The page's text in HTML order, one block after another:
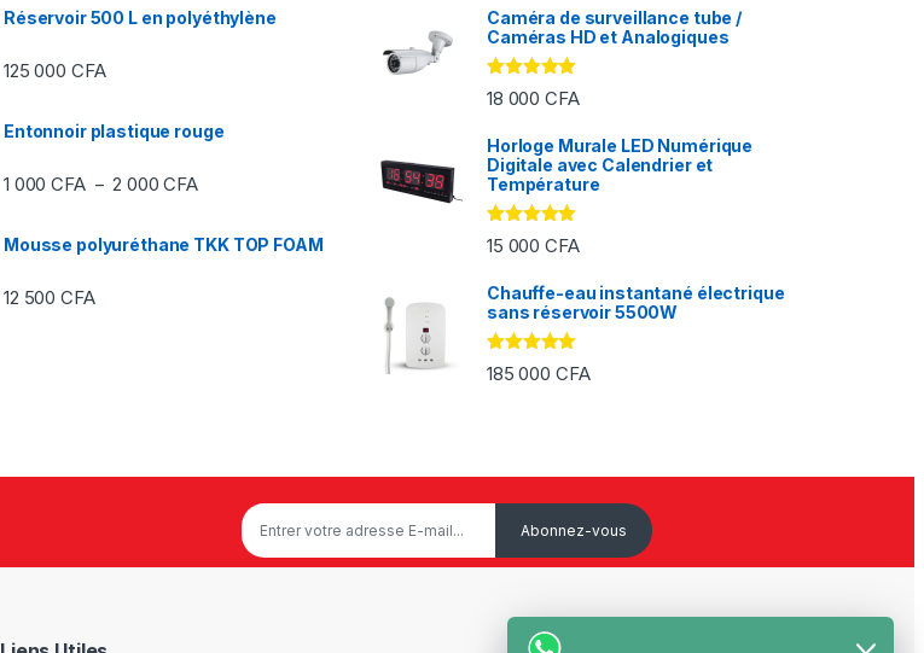
Réservoir 500 L en polyéthylène
125 000 CFA
Entonnoir plastique rouge
1 000CFA – 2 000CFAPlage de prix : 1 000 CFA à 2 000 CFA
Mousse polyuréthane TKK TOP FOAM
12 500CFA
Caméra de surveillance tube /
Caméras HD et Analogiques
Note5.00
sur 5
18 000CFA
Horloge Murale LED Numérique
Digitale avec Calendrier et
Température
Note5.00
sur 5
15 000CFA
Chauffe-eau instantané électrique
sans réservoir 5500W
Note5.00
sur 5
185 000 CFA